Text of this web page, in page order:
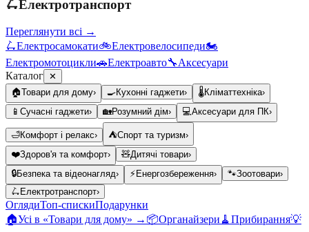
🛴Електротранспорт
Переглянути всі →
🛴Електросамокати🚲Електровелосипеди🏍️
Електромотоцикли🚗Електроавто🔧Аксесуари
Каталог ✕
🏠Товари для дому› 🍳Кухонні гаджети› 🌡️Кліматтехніка›
📱 Сучасні гаджети› 🏡Розумний дім› 💻Аксесуари для ПК›
🛁Комфорт і релакс› ⛺Спорт та туризм›
❤️Здоров'я та комфорт› 🧸Дитячі товари›
🔒Безпека та відеонагляд› ⚡ Енергозбереження› 🐾Зоотовари›
🛴 Електротранспорт›
ОглядиТоп-спискиПодарунки
🏠Усі в «Товари для дому» → 📦Органайзери 🧹 Прибирання💡